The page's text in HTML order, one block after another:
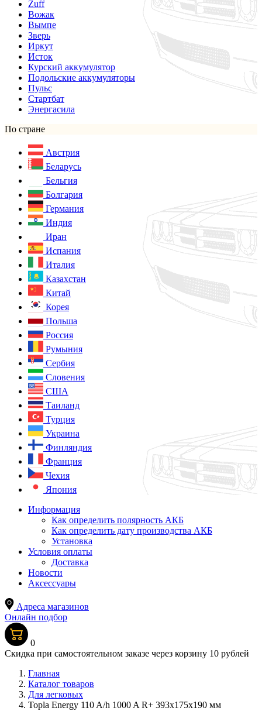
Zuff
Вожак
Вымпе
Зверь
Иркут
Исток
Курский аккумулятор
Подольские аккумуляторы
Пульс
Стартбат
Энергасила
По стране
Австрия
Беларусь
Бельгия
Болгария
Германия
Индия
Иран
Испания
Италия
Казахстан
Китай
Корея
Польша
Россия
Румыния
Сербия
Словения
США
Таиланд
Турция
Украина
Финляндия
Франция
Чехия
Япония
Информация
Как определить полярность АКБ
Как определить дату производства АКБ
Установка
Условия оплаты
Доставка
Новости
Аксессуары
Адреса магазинов
Онлайн подбор
0
Скидка при самостоятельном заказе через корзину 10 рублей
Главная
Каталог товаров
Для легковых
Topla Energy 110 A/h 1000 A R+ 393x175x190 мм